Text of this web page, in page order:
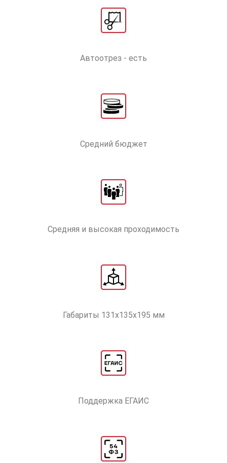
Автоотрез - есть
Средний бюджет
Средняя и высокая проходимость
Габариты 131х135х195 мм
Поддержка ЕГАИС